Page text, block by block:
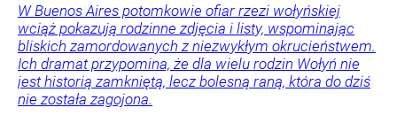
W Buenos Aires potomkowie ofiar rzezi wołyńskiej
wciąż pokazują rodzinne zdjęcia i listy, wspominając
bliskich zamordowanych z niezwykłym okrucieństwem.
Ich dramat przypomina, że dla wielu rodzin Wołyń nie
jest historią zamkniętą, lecz bolesną raną, która do dziś
nie została zagojona.